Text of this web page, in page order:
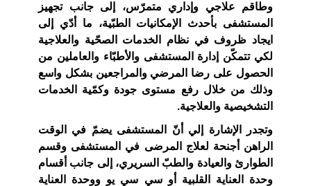
وطاقم علاجي وإداري متمرّس، إلى جانب تجهيز
المستشفى بأحدث الإمكانيات الطبّية، ما أدّي إلى
ايجاد ظروف في نظام الخدمات الصحّية والعلاجية
لكي تتمكّن إدارة المستشفى والأطبّاء والعاملين من
الحصول على رضا المرضي والمراجعين بشكل واسع
وذلك من خلال رفع مستوى جودة وكمّية الخدمات
التشخيصية والعلاجية.
وتجدر الإشارة إلي أنّ المستشفى يضمّ في الوقت
الراهن أجنحة لعلاج المرضى في المستشفى وقسم
الطوارئ والعيادة والطبّ السريري، إلى جانب أقسام
وحدة العناية القلبية أو سي سي يو ووحدة العناية